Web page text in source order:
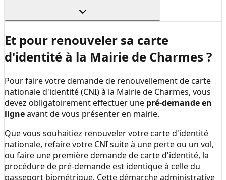
Et pour renouveler sa carte
d'identité à la Mairie de Charmes ?
Pour faire votre demande de renouvellement de carte
nationale d'identité (CNI) à la Mairie de Charmes, vous
devez obligatoirement effectuer une pré-demande en
ligneavant de vous présenter en mairie.
Que vous souhaitiez renouveler votre carte d'identité
nationale, refaire votre CNI suite à une perte ou un vol,
ou faire une première demande de carte d'identité, la
procédure de pré-demande est identique à celle du
passeport biométrique. Cette démarche administrative